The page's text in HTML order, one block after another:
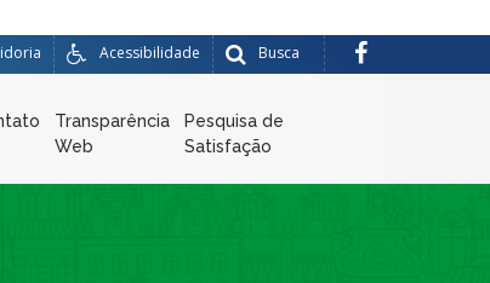
Busca
Acessibilidade
Transparência
Web
Pesquisa de
Satisfação